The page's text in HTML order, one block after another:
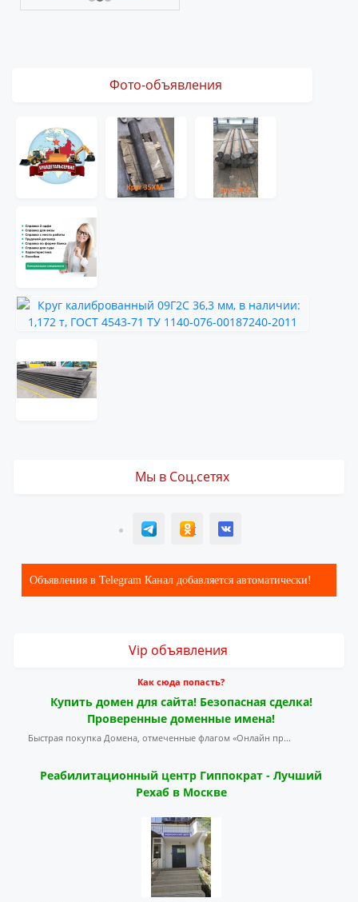
Фото-объявления
Мы в Соц.сетях
T ОК ВК
Объявления в Telegram Канал добавляется автоматически!
Vip объявления
Как сюда попасть?
Купить домен для сайта! Безопасная сделка!
Проверенные доменные имена!
Быстрая покупка Домена, отмеченные флагом «Онлайн пр...
Реабилитационный центр Гиппократ - Лучший
Рехаб в Москве